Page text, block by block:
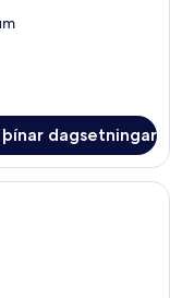
dagsetningar